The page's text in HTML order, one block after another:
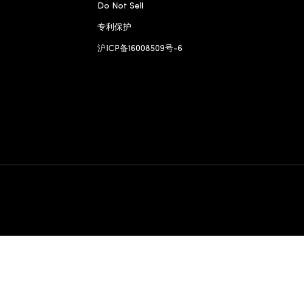
Do Not Sell
专利保护
沪ICP备16008509号-6